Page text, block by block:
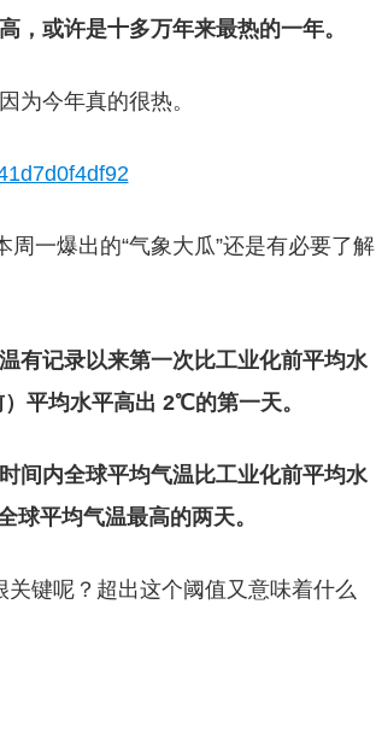
，或许是十多万年来最热的一年。
为今年真的很热。
一爆出的“气象大瓜”还是有必要了解
有记录以来第一次比工业化前平均水
平均水平高出 2℃的第一天。
间内全球平均气温比工业化前平均水
平均气温最高的两天。
键呢？超出这个阈值又意味着什么